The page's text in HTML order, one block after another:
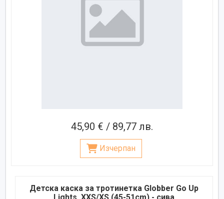
45,90 € / 89,77 лв.
Изчерпан
Детска каска за тротинетка Globber Go Up
Lights, XXS/XS (45-51cm) - сива